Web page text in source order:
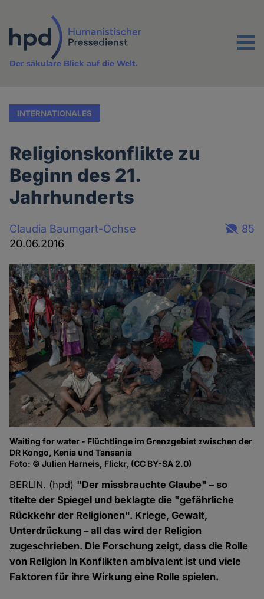
Inhalt
Menu
Der säkulare Blick auf die Welt.
INTERNATIONALES
Religionskonflikte zu
Beginn des 21.
Jahrhunderts
Claudia Baumgart-Ochse
20.06.2016
85
Waiting for water - Flüchtlinge im Grenzgebiet zwischen der
DR Kongo, Kenia und Tansania
Foto: © Julien Harneis, Flickr, (CC BY-SA 2.0)
BERLIN. (hpd) "Der missbrauchte Glaube" – so
titelte der Spiegel und beklagte die "gefährliche
Rückkehr der Religionen". Kriege, Gewalt,
Unterdrückung – all das wird der Religion
zugeschrieben. Die Forschung zeigt, dass die Rolle
von Religion in Konflikten ambivalent ist und viele
Faktoren für ihre Wirkung eine Rolle spielen.